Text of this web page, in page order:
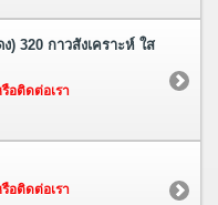
) 320 กาวสังเคราะห์ ใส
อติดต่อเรา
อติดต่อเรา